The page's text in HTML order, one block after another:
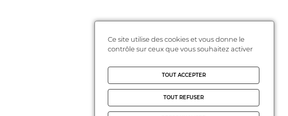
Ce site utilise des cookies et vous donne le
contrôle sur ceux que vous souhaitez activer
TOUT ACCEPTER
TOUT REFUSER